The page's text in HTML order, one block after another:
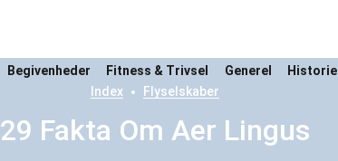
Begivenheder Fitness & Trivsel Generel Historie
Index
Flyselskaber
29 Fakta Om Aer Lingus